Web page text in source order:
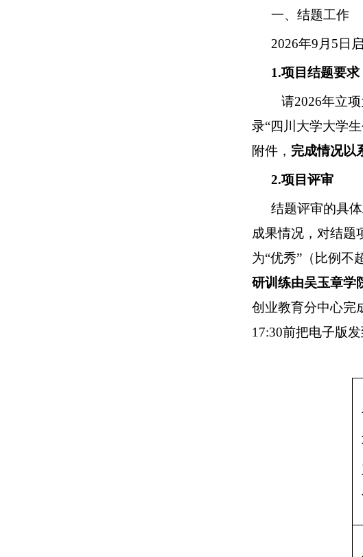
一、结题工作
2026年9 月 5 日
1.项目结题要求
请2026年立
录“四川大学大学
附件， 完成情况以
2.项目评审
结题评审的具
成果情况，对结题
为“优秀”（比例不
研训练由吴玉章学
创业教育分中心完
17:30前把电子版发